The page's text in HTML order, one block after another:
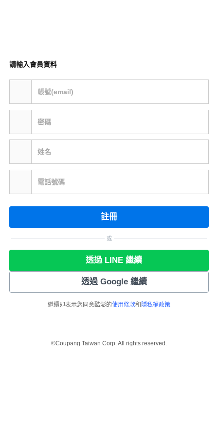
請輸入會員資料
帳號(email)
密碼
姓名
電話號碼
註冊
或
透過 LINE 繼續
透過 Google 繼續
繼續即表示您同意酷澎的使用條款和 隱私權政策
©Coupang Taiwan Corp. All rights reserved.